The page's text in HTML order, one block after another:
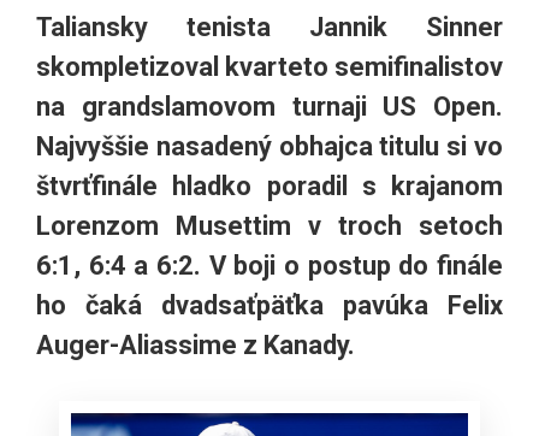
Taliansky tenista Jannik Sinner
skompletizoval kvarteto semifinalistov
na grandslamovom turnaji US Open.
Najvyššie nasadený obhajca titulu si vo
štvrťfinále hladko poradil s krajanom
Lorenzom Musettim v troch setoch
6:1, 6:4 a 6:2. V boji o postup do finále
ho čaká dvadsaťpäťka pavúka Felix
Auger-Aliassime z Kanady.